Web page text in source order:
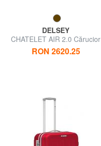
DELSEY
CHATELET AIR 2.0 Cărucior
extra mare
RON 2620.25